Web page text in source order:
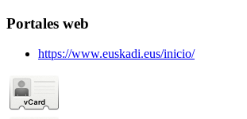
Portales web
https://www.euskadi.eus/inicio/